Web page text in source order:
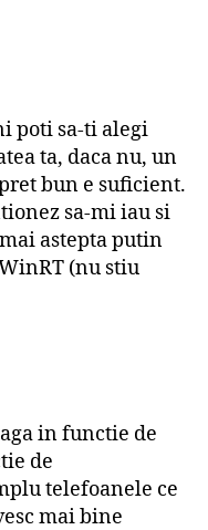
poti sa-ti alegi
ta, daca nu, un
bun e suficient.
sa-mi iau si
astepta putin
(nu stiu
in functie de
de
telefoanele ce
mai bine